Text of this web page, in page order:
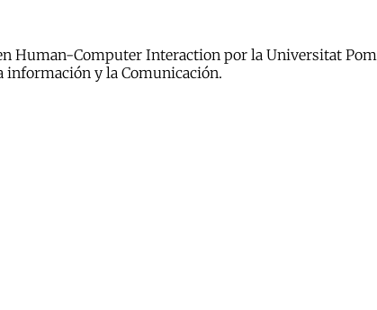
Human-Computer Interaction por la Universitat
información y la Comunicación.